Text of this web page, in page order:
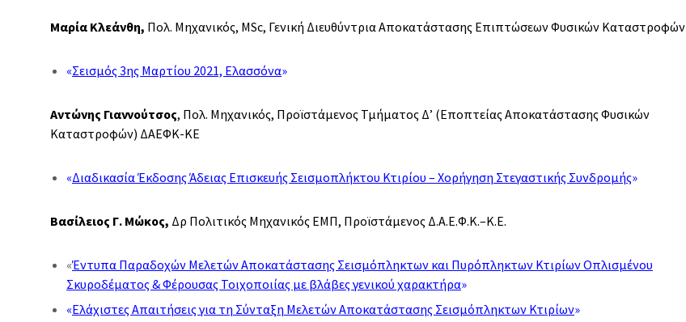
Μαρία Κλεάνθη, Πολ. Μηχανικός, MSc, Γενική Διευθύντρια Αποκατάστασης Επιπτώσεων Φυσικών Καταστροφών
«Σεισμός 3ης Μαρτίου 2021, Ελασσόνα»
Αντώνης Γιαννούτσος, Πολ. Μηχανικός, Προϊστάμενος Τμήματος Δ’ (Εποπτείας Αποκατάστασης Φυσικών
Καταστροφών) ΔΑΕΦΚ-ΚΕ
«Διαδικασία Έκδοσης Άδειας Επισκευής Σεισμοπλήκτου Κτιρίου – Χορήγηση Στεγαστικής Συνδρομής»
Βασίλειος Γ. Μώκος, Δρ Πολιτικός Μηχανικός ΕΜΠ, Προϊστάμενος Δ.Α.Ε.Φ.Κ.–Κ.Ε.
«Έντυπα Παραδοχών Μελετών Αποκατάστασης Σεισμόπληκτων και Πυρόπληκτων Κτιρίων Οπλισμένου
Σκυροδέματος & Φέρουσας Τοιχοποιίας με βλάβες γενικού χαρακτήρα»
«Ελάχιστες Απαιτήσεις για τη Σύνταξη Μελετών Αποκατάστασης Σεισμόπληκτων Κτιρίων»